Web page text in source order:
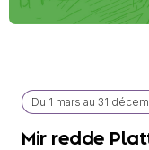
Du 1 mars au 31
Mir redde